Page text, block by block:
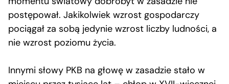
postępował. Jakikolwiek wzrost gospodarczy
pociągał za sobą jedynie wzrost liczby ludności, a
nie wzrost poziomu życia.
Innymi słowy PKB na głowę w zasadzie stało w